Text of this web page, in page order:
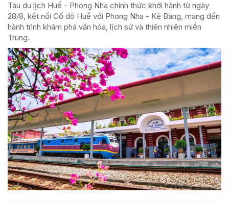
Tàu du lịch Huế - Phong Nha chính thức khởi hành từ ngày
28/8, kết nối Cố đô Huế với Phong Nha - Kẻ Bàng, mang đến
hành trình khám phá văn hóa, lịch sử và thiên nhiên miền
Trung.